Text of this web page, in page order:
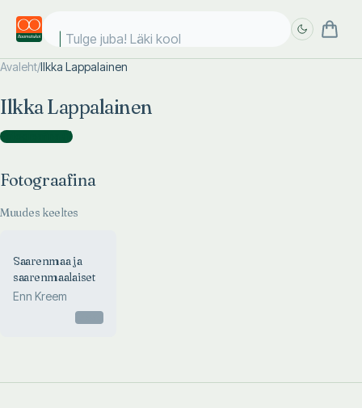
Tulge juba! Läki kooli
Avaleht/Ilkka Lappalainen
Ilkka Lappalainen
Fotograafina )
Fotograafina
Muudes keeltes
Saarenmaa ja
saarenmaalaiset
Enn Kreem